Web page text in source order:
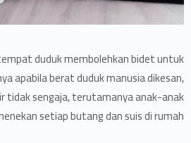
duduk membolehkan bidet untuk
apabila berat duduk manusia dikesan,
tidak sengaja, terutamanya anak-anak
setiap butang dan suis di rumah.